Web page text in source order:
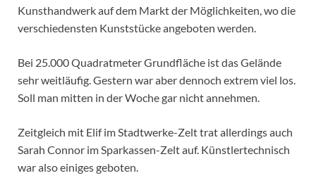
Kunsthandwerk auf dem Markt der Möglichkeiten, wo die
verschiedensten Kunststücke angeboten werden.
Bei 25.000 Quadratmeter Grundfläche ist das Gelände
sehr weitläufig. Gestern war aber dennoch extrem viel los.
Soll man mitten in der Woche gar nicht annehmen.
Zeitgleich mit Elif im Stadtwerke-Zelt trat allerdings auch
Sarah Connor im Sparkassen-Zelt auf. Künstlertechnisch
war also einiges geboten.